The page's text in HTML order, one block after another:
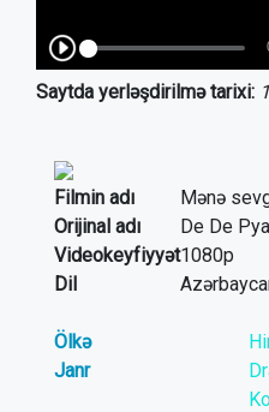
Saytda yerləşdirilmə tarixi:
Filmin adı
Mənə
Orijinal adı
De De
Videokeyfiyyət1080p
Dil
Ölkə
Janr